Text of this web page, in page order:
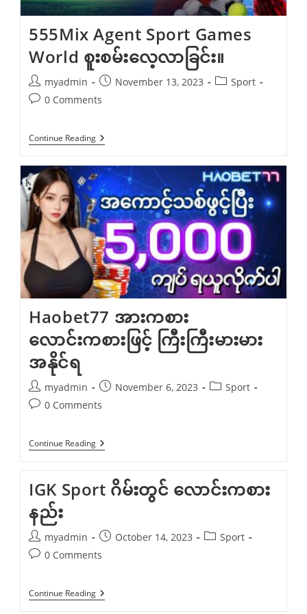
555Mix Agent Sport Games
World စူးစမ်းလေ့လာခြင်း။
Post
author:
myadmin
Post
published:
November 13, 2023
PostSport
Post0 Comments
Continue Reading555Mix
Agent
Games
World
စူးစမ်း
လေ့လာ
ခြင်း။
Haobet77 အားကစား
လောင်းကစားဖြင့် ကြီးကြီးမားမား
အနိုင်ရ
Post
author:
myadmin
Post
published:
November 6, 2023
PostSport
Post0 Comments
Continue ReadingHaobet77
အားကစား
ကြီး
ကြီးမား
IGK Sport ဂိမ်းတွင် လောင်းကစား
နည်း
Post
author:
myadmin
Post
published:
October 14, 2023
PostSport
Post0 Comments
Continue ReadingIGK
Sport